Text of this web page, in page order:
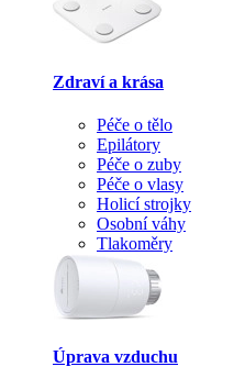
Zdraví a krása
Péče o tělo
Epilátory
Péče o zuby
Péče o vlasy
Holicí strojky
Osobní váhy
Tlakoměry
Úprava vzduchu